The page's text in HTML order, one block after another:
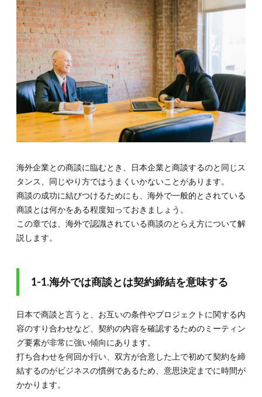
1.1.
1-1.海
外では
商談と
は契約
締結を
意味す
る
1.2.
1-2.お
互い対
等の立
場で商
う
2.
2.海
外で
の商
談の
流れ
談前の
準備
2-2.実
際の商
談時
2.3.
2-3.商
談後の
つきあ
海外企業との商談に臨むとき、日本企業と商談するのと同じス
タンス、同じやり方ではうまくいかないことがあります。
商談の成功に結びつけるためにも、海外で一般的とされている
商談とは何かをある程度知っておきましょう。
この章では、海外で認識されている商談のとらえ方について解
説します。
1-1.海外では商談とは契約締結を意味する
日本で商談と言うと、お互いの条件やプロジェクトに関する内
容のすり合わせなど、契約の内容を確認するためのミーティン
グ要素が非常に強い傾向にあります。
打ち合わせを何回か行い、双方が合意した上で初めて契約を締
結するのがビジネスの慣例であるため、意思決定までに時間が
かかります。